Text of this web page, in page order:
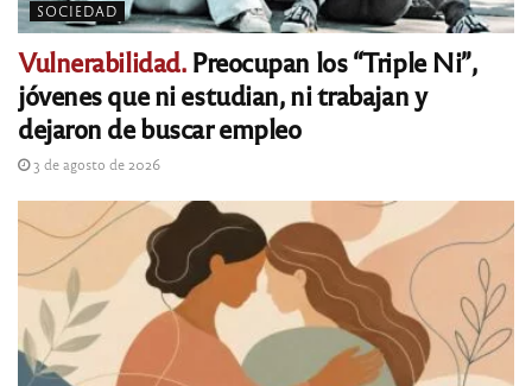
SOCIEDAD
Vulnerabilidad.Preocupan los “Triple Ni”,
jóvenes que ni estudian, ni trabajan y
dejaron de buscar empleo
3 de agosto de 2026